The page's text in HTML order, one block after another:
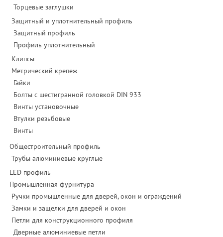
Торцевые заглушки
Защитный и уплотнительный профиль
Защитный профиль
Профиль уплотнительный
Клипсы
Метрический крепеж
Гайки
Болты с шестигранной головкой DIN 933
Винты установочные
Втулки резьбовые
Винты
Общестроительный профиль
Трубы алюминиевые круглые
LED профиль
Промышленная фурнитура
Ручки промышленные для дверей, окон и ограждений
Замки и защелки для дверей и окон
Петли для конструкционного профиля
Дверные алюминиевые петли